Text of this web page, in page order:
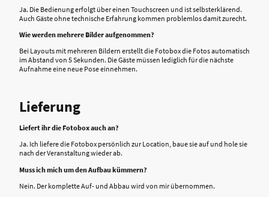
Ja. Die Bedienung erfolgt über einen Touchscreen und ist selbsterklärend.
Auch Gäste ohne technische Erfahrung kommen problemlos damit zurecht.
Wie werden mehrere Bilder aufgenommen?
Bei Layouts mit mehreren Bildern erstellt die Fotobox die Fotos automatisch
im Abstand von 5 Sekunden. Die Gäste müssen lediglich für die nächste
Aufnahme eine neue Pose einnehmen.
Lieferung
Liefert ihr die Fotobox auch an?
Ja. Ich liefere die Fotobox persönlich zur Location, baue sie auf und hole sie
nach der Veranstaltung wieder ab.
Muss ich mich um den Aufbau kümmern?
Nein. Der komplette Auf- und Abbau wird von mir übernommen.